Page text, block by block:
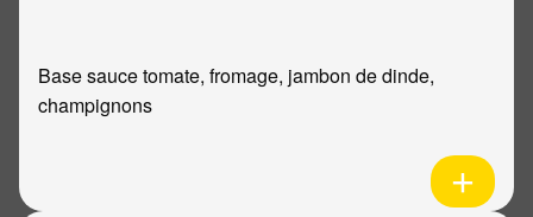
Base sauce tomate, fromage, jambon de dinde,
champignons